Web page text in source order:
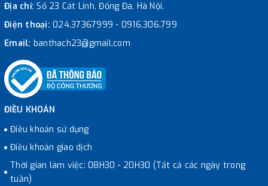
Địa chỉ:Số 23 Cát Linh, Đống Đa, Hà Nội.
Điện thoại: 024.37367999 - 0916.306.799
Email: banthach23@gmail.com
ĐIỀU KHOẢN
Điều khoản sử dụng
Điều khoản giao dịch
Thời gian làm việc: 08H30 - 20H30 (Tất cả các ngày trong
tuần)